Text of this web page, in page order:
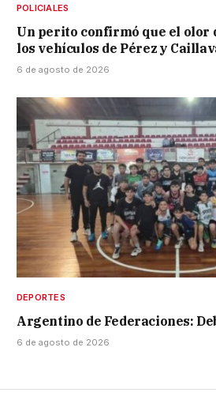
POLICIALES
Un perito confirmó que el olor
los vehículos de Pérez y
6 de agosto de 2026
DEPORTES
Argentino de Federaciones:
6 de agosto de 2026